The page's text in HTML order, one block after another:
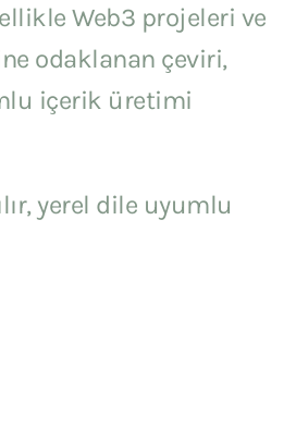
Web3 projeleri ve
odaklanan çeviri,
içerik üretimi
yerel dile uyumlu